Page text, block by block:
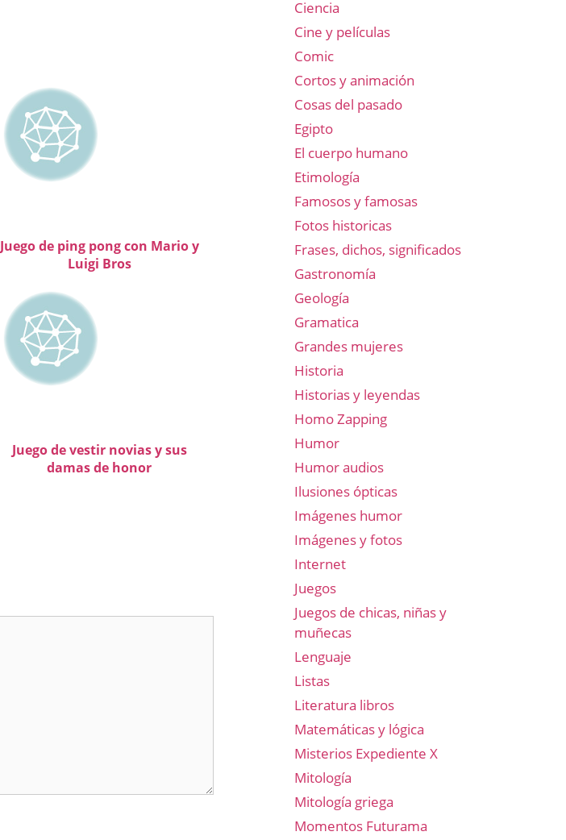
Juego de ping pong con Mario y
Luigi Bros
Juego de vestir novias y sus
damas de honor
Ciencia
Cine y películas
Comic
Cortos y animación
Cosas del pasado
Egipto
El cuerpo humano
Etimología
Famosos y famosas
Fotos historicas
Frases, dichos, significados
Gastronomía
Geología
Gramatica
Grandes mujeres
Historia
Historias y leyendas
Homo Zapping
Humor
Humor audios
Ilusiones ópticas
Imágenes humor
Imágenes y fotos
Internet
Juegos
Juegos de chicas, niñas y
muñecas
Lenguaje
Listas
Literatura libros
Matemáticas y lógica
Misterios Expediente X
Mitología
Mitología griega
Momentos Futurama